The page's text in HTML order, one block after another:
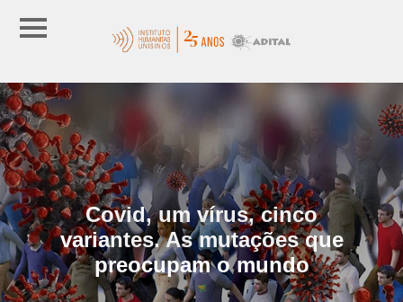
Covid, um vírus, cinco
variantes. As mutações que
preocupam o mundo